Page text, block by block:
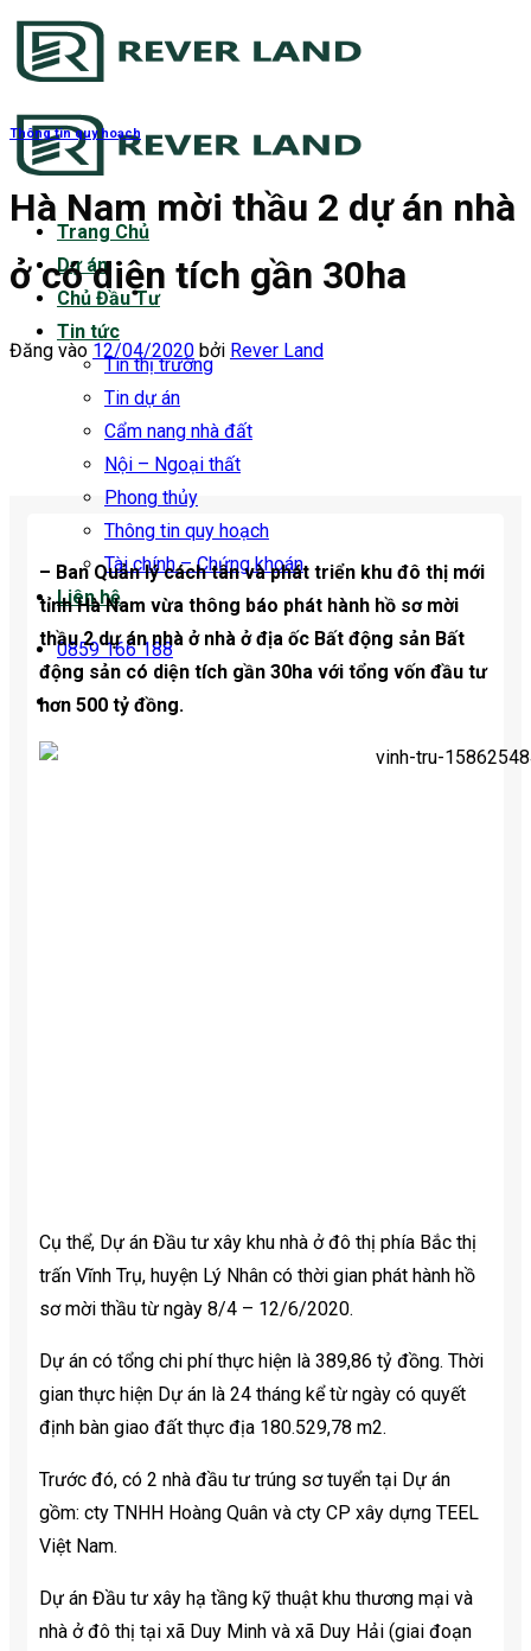
Bỏ
qua
dung
Trang Chủ
Dự án
Chủ Đầu Tư
Tin tức
Tin thị trường
Tin dự án
Cẩm nang nhà đất
Nội – Ngoại thất
Phong thủy
Thông tin quy hoạch
Tài chính – Chứng khoán
Liên hệ
0859 166 188
Thông tin quy hoạch
Hà Nam mời thầu 2 dự án nhà
ở có diện tích gần 30ha
Đăng vào 12/04/2020 bởi Rever Land
– Ban Quản lý cách tân và phát triển khu đô thị mới
tỉnh Hà Nam vừa thông báo phát hành hồ sơ mời
thầu 2 dự án nhà ở nhà ở địa ốc Bất động sản Bất
động sản có diện tích gần 30ha với tổng vốn đầu tư
hơn 500 tỷ đồng.
Cụ thể, Dự án Đầu tư xây khu nhà ở đô thị phía Bắc thị
trấn Vĩnh Trụ, huyện Lý Nhân có thời gian phát hành hồ
sơ mời thầu từ ngày 8/4 – 12/6/2020.
Dự án có tổng chi phí thực hiện là 389,86 tỷ đồng. Thời
gian thực hiện Dự án là 24 tháng kể từ ngày có quyết
định bàn giao đất thực địa 180.529,78 m2.
Trước đó, có 2 nhà đầu tư trúng sơ tuyển tại Dự án
gồm: cty TNHH Hoàng Quân và cty CP xây dựng TEEL
Việt Nam.
Dự án Đầu tư xây hạ tầng kỹ thuật khu thương mại và
nhà ở đô thị tại xã Duy Minh và xã Duy Hải (giai đoạn